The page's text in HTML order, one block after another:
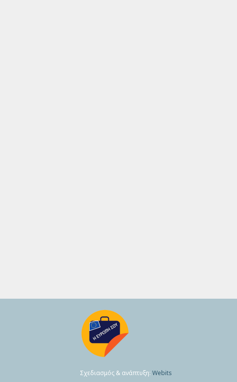
Σχεδιασμός & ανάπτυξη: Webits